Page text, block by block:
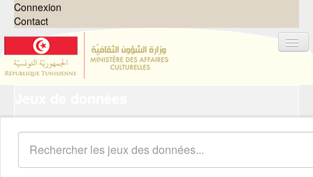
Connexion
Contact
Organisations
Groupes
Demandes 0